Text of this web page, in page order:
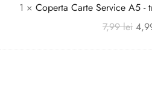
1 × Coperta Carte Service A5 -
7,99lei